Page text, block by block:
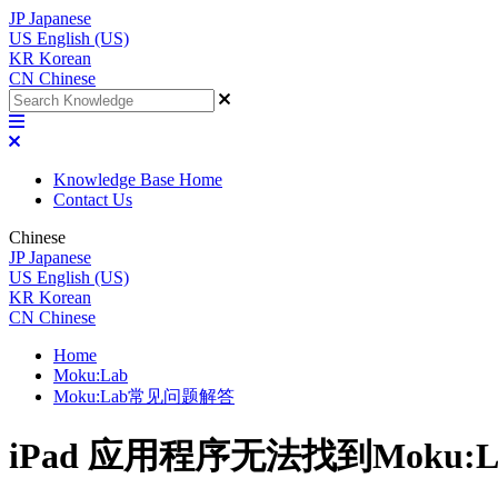
JP Japanese
US English (US)
KR Korean
CN Chinese
Knowledge Base Home
Contact Us
Chinese
JP Japanese
US English (US)
KR Korean
CN Chinese
Home
Moku:Lab
Moku:Lab常见问题解答
iPad 应用程序无法找到